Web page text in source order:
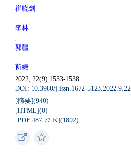
崔晓剑
,
李林
,
郭疆
,
靳婕
2022, 22(9):1533-1538.
DOI: 10.3980/j.issn.1672-5123.2022.9.22
[摘要](940)
[HTML](0)
[PDF 487.72 K](1892)